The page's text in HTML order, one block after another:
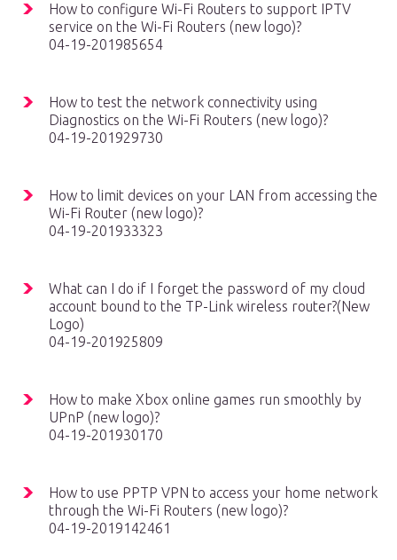
How to configure Wi-Fi Routers to support IPTV
service on the Wi-Fi Routers (new logo)?
04-19-201985654
How to test the network connectivity using
Diagnostics on the Wi-Fi Routers (new logo)?
04-19-201929730
How to limit devices on your LAN from accessing the
Wi-Fi Router (new logo)?
04-19-201933323
What can I do if I forget the password of my cloud
account bound to the TP-Link wireless router?(New
Logo)
04-19-201925809
How to make Xbox online games run smoothly by
UPnP (new logo)?
04-19-201930170
How to use PPTP VPN to access your home network
through the Wi-Fi Routers (new logo)?
04-19-2019142461